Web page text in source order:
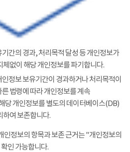
간의 경과, 처리목적 달성 등 개인정보가
없이 해당 개인정보를 파기합니다.
정보 보유기간이 경과하거나 처리목적이
법령에 따라 개인정보를 계속
당 개인정보를 별도의 데이터베이스(DB)
하여 보존합니다.
인정보의 항목과 보존 근거는 "개인정보의
인 가능합니다.